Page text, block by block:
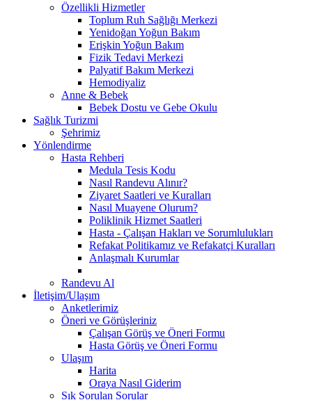
Özellikli Hizmetler
Toplum Ruh Sağlığı Merkezi
Yenidoğan Yoğun Bakım
Erişkin Yoğun Bakım
Fizik Tedavi Merkezi
Palyatif Bakım Merkezi
Hemodiyaliz
Anne & Bebek
Bebek Dostu ve Gebe Okulu
Sağlık Turizmi
Şehrimiz
Yönlendirme
Hasta Rehberi
Medula Tesis Kodu
Nasıl Randevu Alınır?
Ziyaret Saatleri ve Kuralları
Nasıl Muayene Olurum?
Poliklinik Hizmet Saatleri
Hasta - Çalışan Hakları ve Sorumlulukları
Refakat Politikamız ve Refakatçi Kuralları
Anlaşmalı Kurumlar
Randevu Al
İletişim/Ulaşım
Anketlerimiz
Öneri ve Görüşleriniz
Çalışan Görüş ve Öneri Formu
Hasta Görüş ve Öneri Formu
Ulaşım
Harita
Oraya Nasıl Giderim
Sık Sorulan Sorular